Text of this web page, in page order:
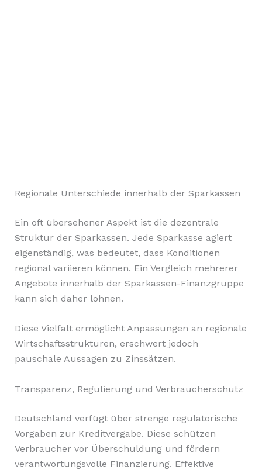
Regionale Unterschiede innerhalb der Sparkassen
Ein oft übersehener Aspekt ist die dezentrale
Struktur der Sparkassen. Jede Sparkasse agiert
eigenständig, was bedeutet, dass Konditionen
regional variieren können. Ein Vergleich mehrerer
Angebote innerhalb der Sparkassen-Finanzgruppe
kann sich daher lohnen.
Diese Vielfalt ermöglicht Anpassungen an regionale
Wirtschaftsstrukturen, erschwert jedoch
pauschale Aussagen zu Zinssätzen.
Transparenz, Regulierung und Verbraucherschutz
Deutschland verfügt über strenge regulatorische
Vorgaben zur Kreditvergabe. Diese schützen
Verbraucher vor Überschuldung und fördern
verantwortungsvolle Finanzierung. Effektive